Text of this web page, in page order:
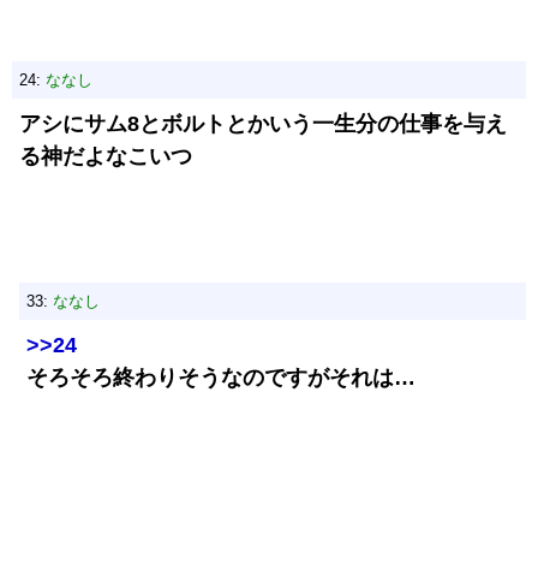
24: ななし
アシにサム8とボルトとかいう一生分の仕事を与え
る神だよなこいつ
33: ななし
>>24
そろそろ終わりそうなのですがそれは…